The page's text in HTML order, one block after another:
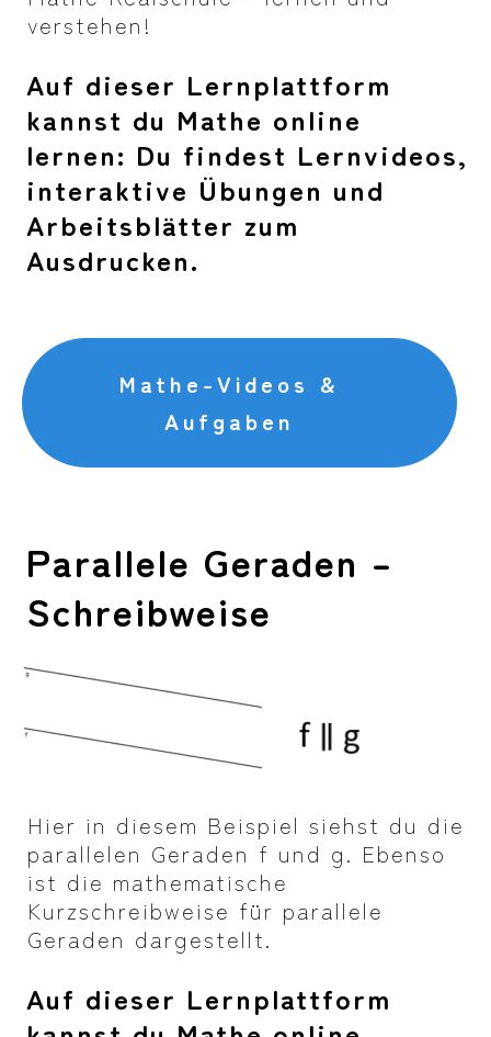
verstehen!
Auf dieser Lernplattform
kannst du Mathe online
lernen: Du findest Lernvideos,
interaktive Übungen und
Arbeitsblätter zum
Ausdrucken.
Mathe-Videos &
Aufgaben
Parallele Geraden –
Schreibweise
Hier in diesem Beispiel siehst du die
parallelen Geraden f und g. Ebenso
ist die mathematische
Kurzschreibweise für parallele
Geraden dargestellt.
Auf dieser Lernplattform